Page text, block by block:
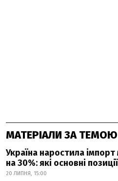
МАТЕРІАЛИ ЗА ТЕМОЮ
Україна наростила
на 30%: які основні позиції
20 ЛИПНЯ, 15:00